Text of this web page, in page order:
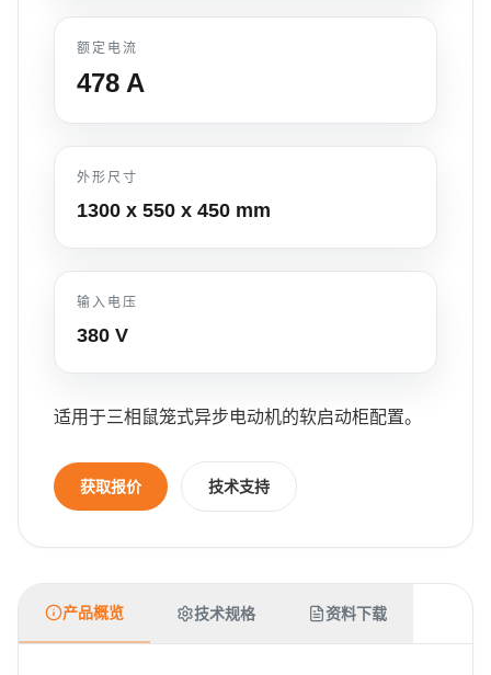
额定电流
478 A
外形尺寸
1300 x 550 x 450 mm
输入电压
380 V
适用于三相鼠笼式异步电动机的软启动柜配置。
获取报价 技术支持
产品概览 技术规格 资料下载